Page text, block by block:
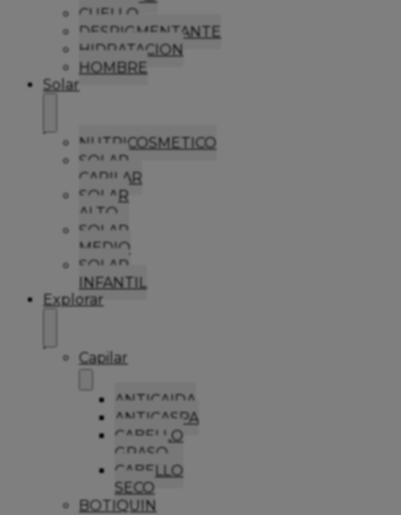
CUELLO
DESPIGMENTANTE
HIDRATACION
HOMBRE
Solar
NUTRICOSMETICO
SOLAR
CAPILAR
SOLAR
ALTO
SOLAR
MEDIO
SOLAR
INFANTIL
Explorar
Capilar
ANTICAIDA
ANTICASPA
CABELLO
GRASO
CABELLO
SECO
BOTIQUIN